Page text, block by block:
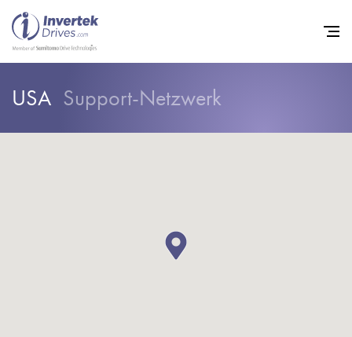
USA Support-NetzwerkStartseite
Frequenzumrichter